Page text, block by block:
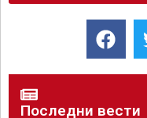
Последни вести